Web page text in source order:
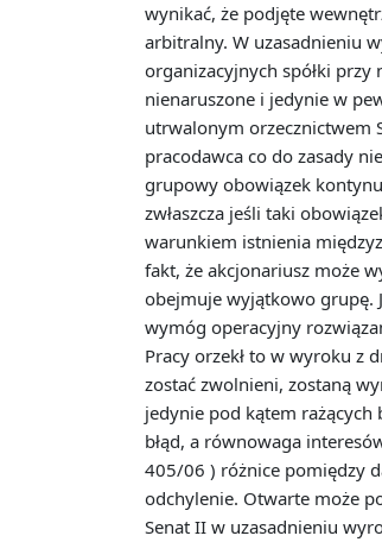
wynikać, że podjęte
arbitralny. W uzasadnieniu
organizacyjnych spółki
nienaruszone i jedynie w
utrwalonym orzecznictwem
pracodawca co do zasady
grupowy obowiązek
zwłaszcza jeśli taki
warunkiem istnienia
fakt, że akcjonariusz może
obejmuje wyjątkowo grupę.
wymóg operacyjny
Pracy orzekł to w wyroku z
zostać zwolnieni, zostaną
jedynie pod kątem rażących
błąd, a równowaga
405/06 ) różnice pomiędzy
odchylenie. Otwarte może
Senat II w uzasadnieniu